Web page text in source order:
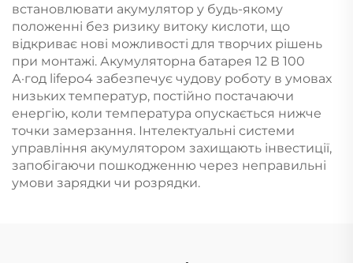
встановлювати акумулятор у будь-якому
положенні без ризику витоку кислоти, що
відкриває нові можливості для творчих рішень
при монтажі. Акумуляторна батарея 12 В 100
А·год lifepo4 забезпечує чудову роботу в умовах
низьких температур, постійно постачаючи
енергію, коли температура опускається нижче
точки замерзання. Інтелектуальні системи
управління акумулятором захищають інвестиції,
запобігаючи пошкодженню через неправильні
умови зарядки чи розрядки.